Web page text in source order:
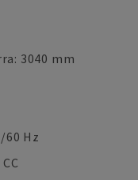
3040 mm
60 Hz